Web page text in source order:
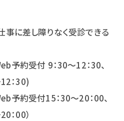
事に差し障りなく受診できる
予約受付 9：30～12：30、
：30)
予約受付15：30～20：00、
：00）